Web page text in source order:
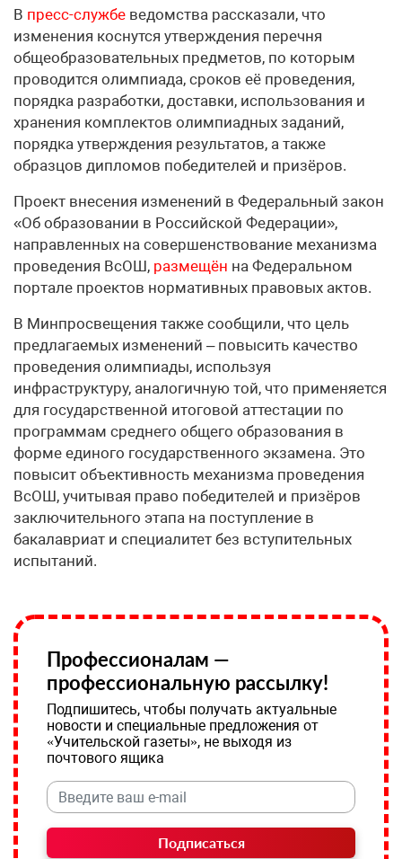
В пресс-службе ведомства рассказали, что
изменения коснутся утверждения перечня
общеобразовательных предметов, по которым
проводится олимпиада, сроков её проведения,
порядка разработки, доставки, использования и
хранения комплектов олимпиадных заданий,
порядка утверждения результатов, а также
образцов дипломов победителей и призёров.
Проект внесения изменений в Федеральный закон
«Об образовании в Российской Федерации»,
направленных на совершенствование механизма
проведения ВсОШ, размещён на Федеральном
портале проектов нормативных правовых актов.
В Минпросвещения также сообщили, что цель
предлагаемых изменений – повысить качество
проведения олимпиады, используя
инфраструктуру, аналогичную той, что применяется
для государственной итоговой аттестации по
программам среднего общего образования в
форме единого государственного экзамена. Это
повысит объективность механизма проведения
ВсОШ, учитывая право победителей и призёров
заключительного этапа на поступление в
бакалавриат и специалитет без вступительных
испытаний.
Профессионалам —
профессиональную рассылку!
Подпишитесь, чтобы получать актуальные
новости и специальные предложения от
«Учительской газеты», не выходя из
почтового ящика
Подписаться